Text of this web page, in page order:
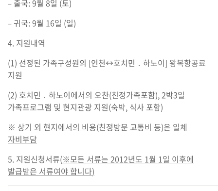
– 출국: 9월 8일 (토)
– 귀국: 9월 16일 (일)
4. 지원내역
(1) 선정된 가족구성원의 [인천↔호치민 ․ 하노이] 왕복항공료
지원
(2) 호치민 ․ 하노이에서의 오찬(친정가족포함), 2박3일
가족프로그램 및 현지관광 지원(숙박, 식사 포함)
※ 상기 외 현지에서의 비용(친정방문 교통비 등)은 일체
자비부담
5. 지원신청서류(※모든 서류는 2012년도 1월 1일 이후에
발급받은 서류여야 합니다)